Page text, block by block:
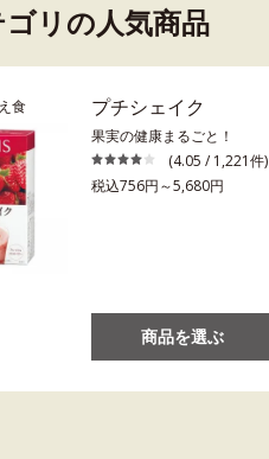
リの人気商品
食 プチシェイク
果実の健康まるごと！
(4.05 / 1,221件)
税込756円～5,680円
商品を選ぶ